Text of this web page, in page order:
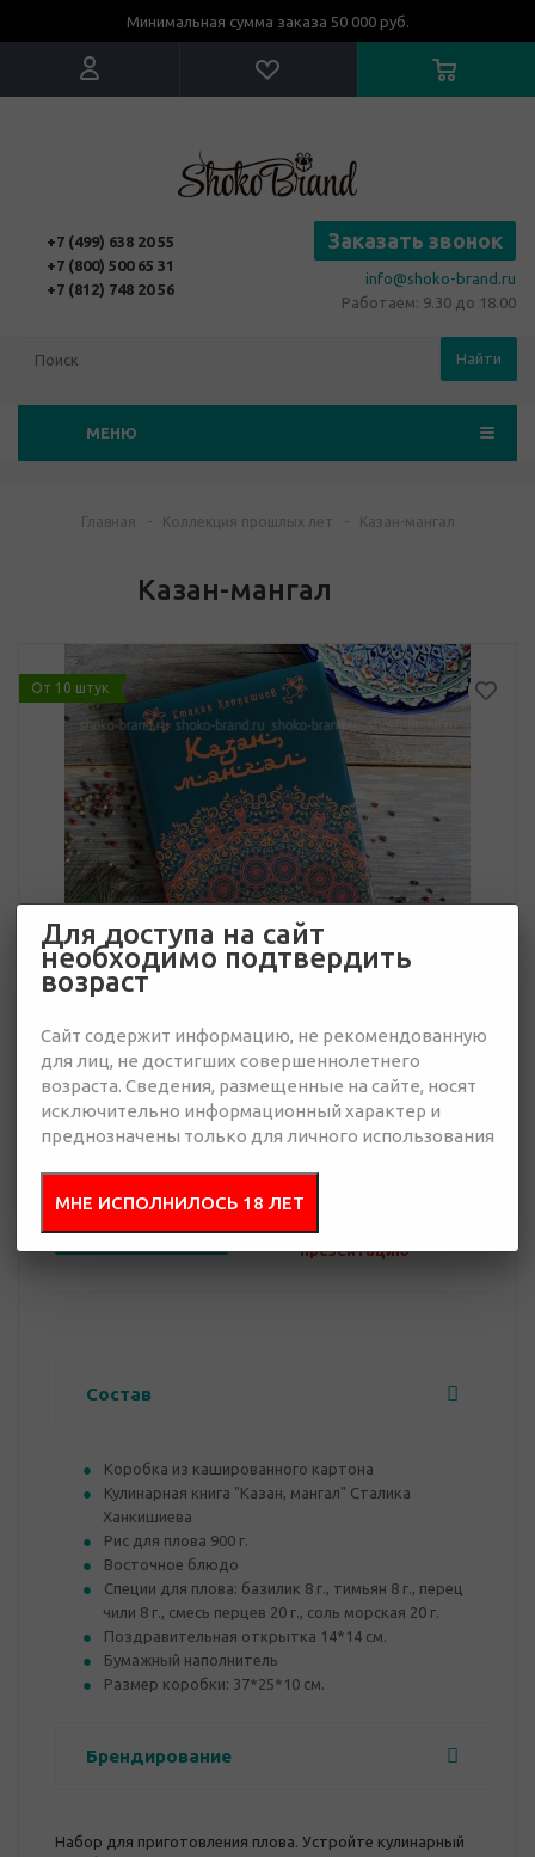
Минимальная сумма заказа 50 000 руб.
+7 (499) 638 20 55
+7 (800) 500 65 31
+7 (812) 748 20 56
Заказать звонок
info@shoko-brand.ru
Работаем: 9.30 до 18.00
Найти
МЕНЮ
Главная - Коллекция прошлых лет - Казан-мангал
Казан-мангал
От 10 штук
Отправить
запрос
презентацию
Состав
Коробка из кашированного картона
Кулинарная книга "Казан, мангал" Сталика
Ханкишиева
Рис для плова 900 г.
Восточное блюдо
Специи для плова: базилик 8 г., тимьян 8 г., перец
чили 8 г., смесь перцев 20 г., соль морская 20 г.
Поздравительная открытка 14*14 см.
Бумажный наполнитель
Размер коробки: 37*25*10 см.
Брендирование
Набор для приготовления плова. Устройте кулинарный
Для доступа на сайт
необходимо подтвердить
возраст
Сайт содержит информацию, не рекомендованную
для лиц, не достигших совершеннолетнего
возраста. Сведения, размещенные на сайте, носят
исключительно информационный характер и
преднозначены только для личного использования
МНЕ ИСПОЛНИЛОСЬ 18 ЛЕТ